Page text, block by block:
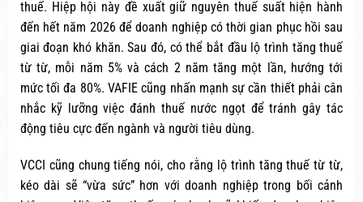
thuế. Hiệp hội này đề xuất giữ nguyên thuế suất hiện hành
đến hết năm 2026 để doanh nghiệp có thời gian phục hồi sau
giai đoạn khó khăn. Sau đó, có thể bắt đầu lộ trình tăng thuế
từ từ, mỗi năm 5% và cách 2 năm tăng một lần, hướng tới
mức tối đa 80%. VAFIE cũng nhấn mạnh sự cần thiết phải cân
nhắc kỹ lưỡng việc đánh thuế nước ngọt để tránh gây tác
động tiêu cực đến ngành và người tiêu dùng.
VCCI cũng chung tiếng nói, cho rằng lộ trình tăng thuế từ từ,
kéo dài sẽ “vừa sức” hơn với doanh nghiệp trong bối cảnh